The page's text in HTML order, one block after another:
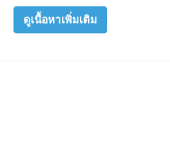
ดูเนื้อหาเพิ่มเติม